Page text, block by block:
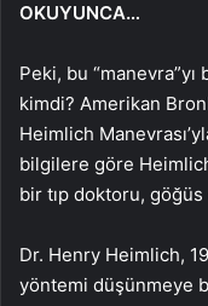
OKUYUNCA…
Peki, bu
kimdi? Amerikan
Heimlich
bilgilere göre
bir tıp doktoru, göğüs
Dr. Henry Heimlich,
yöntemi düşünmeye